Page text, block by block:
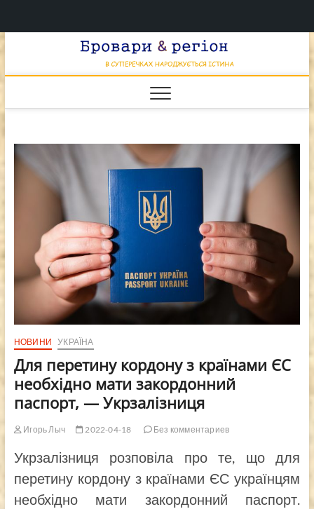
Перейти
НАРОДЖУЄТЬСЯ
НОВИНИ УКРАЇНА
Для перетину кордону з країнами ЄС
необхідно мати закордонний
паспорт, — Укрзалізниця
Игорь Лыч 2022-04-18 Без комментариев
Укрзалізниця розповіла про те, що для
перетину кордону з країнами ЄС українцям
необхідно мати закордонний паспорт.